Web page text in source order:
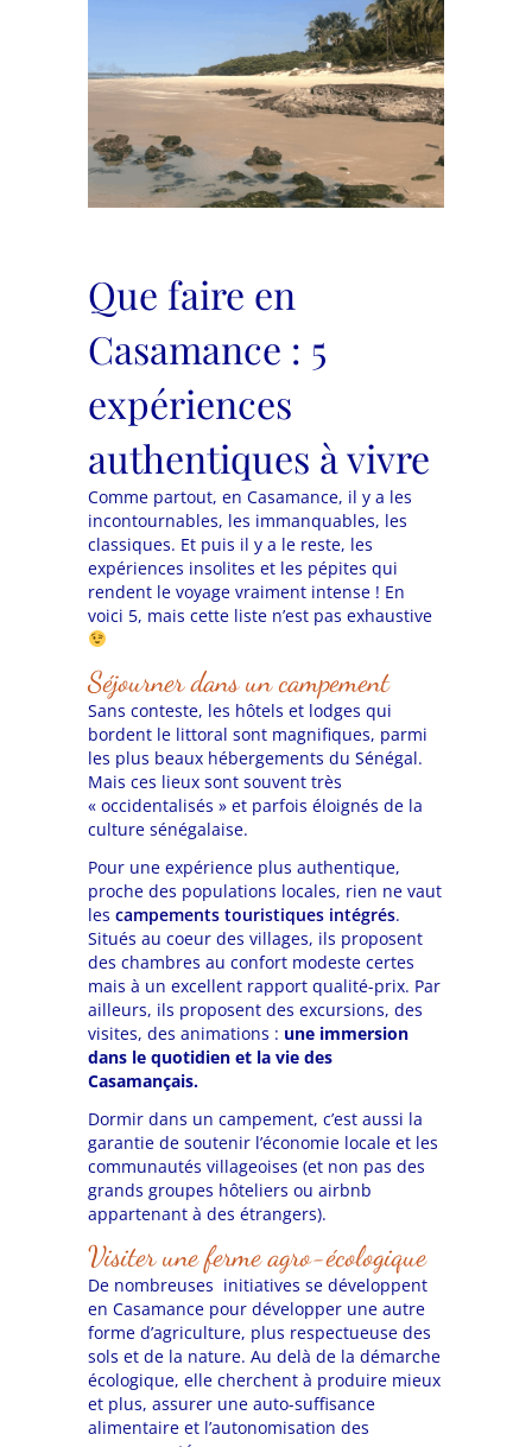
Que faire en
Casamance : 5
expériences
authentiques à vivre
Comme partout, en Casamance, il y a les
incontournables, les immanquables, les
classiques. Et puis il y a le reste, les
expériences insolites et les pépites qui
rendent le voyage vraiment intense ! En
voici 5, mais cette liste n’est pas exhaustive
Séjourner dans un campement
Sans conteste, les hôtels et lodges qui
bordent le littoral sont magnifiques, parmi
les plus beaux hébergements du Sénégal.
Mais ces lieux sont souvent très
« occidentalisés » et parfois éloignés de la
culture sénégalaise.
Pour une expérience plus authentique,
proche des populations locales, rien ne vaut
les campements touristiques intégrés.
Situés au coeur des villages, ils proposent
des chambres au confort modeste certes
mais à un excellent rapport qualité-prix. Par
ailleurs, ils proposent des excursions, des
visites, des animations : une immersion
dans le quotidien et la vie des
Casamançais.
Dormir dans un campement, c’est aussi la
garantie de soutenir l’économie locale et les
communautés villageoises (et non pas des
grands groupes hôteliers ou airbnb
appartenant à des étrangers).
Visiter une ferme agro-écologique
De nombreuses initiatives se développent
en Casamance pour développer une autre
forme d’agriculture, plus respectueuse des
sols et de la nature. Au delà de la démarche
écologique, elle cherchent à produire mieux
et plus, assurer une auto-suffisance
alimentaire et l’autonomisation des